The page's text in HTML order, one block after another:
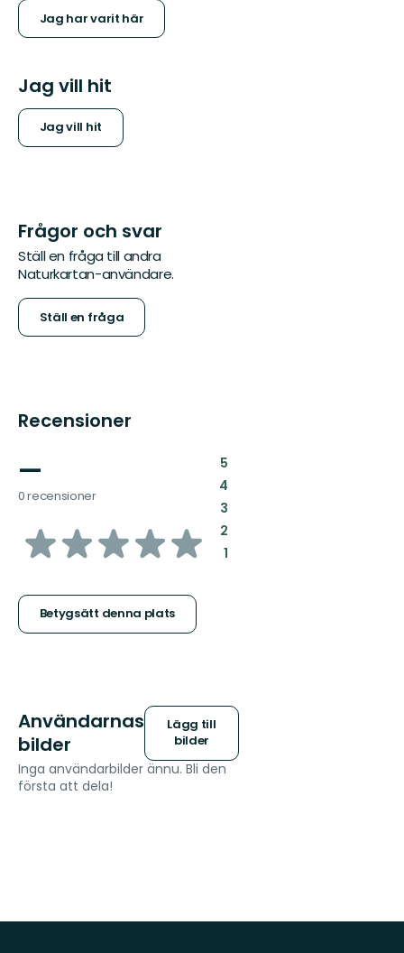
Jag har varit här
Jag vill hit
Jag vill hit
Frågor och svar
Ställ en fråga till andra
Naturkartan-användare.
Ställ en fråga
Recensioner
—
0 recensioner
av
stjärnor
Betygsätt denna plats
5:
4:
3:
2:
1:
Användarnas
bilder
Lägg till
bilder
Inga användarbilder ännu. Bli den
första att dela!